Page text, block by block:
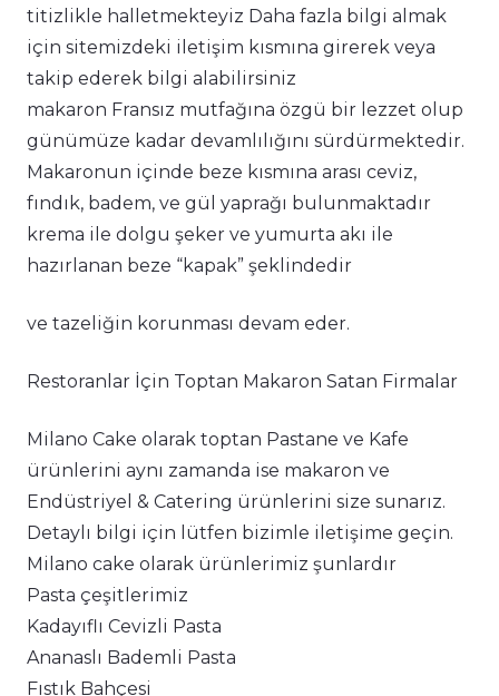
titizlikle halletmekteyiz Daha fazla bilgi almak
için sitemizdeki iletişim kısmına girerek veya
takip ederek bilgi alabilirsiniz
makaron Fransız mutfağına özgü bir lezzet olup
günümüze kadar devamlılığını sürdürmektedir.
Makaronun içinde beze kısmına arası ceviz,
fındık, badem, ve gül yaprağı bulunmaktadır
krema ile dolgu şeker ve yumurta akı ile
hazırlanan beze “kapak” şeklindedir
ve tazeliğin korunması devam eder.
Restoranlar İçin Toptan Makaron Satan Firmalar
Milano Cake olarak toptan Pastane ve Kafe
ürünlerini aynı zamanda ise makaron ve
Endüstriyel & Catering ürünlerini size sunarız.
Detaylı bilgi için lütfen bizimle iletişime geçin.
Milano cake olarak ürünlerimiz şunlardır
Pasta çeşitlerimiz
Kadayıflı Cevizli Pasta
Ananaslı Bademli Pasta
Fıstık Bahçesi